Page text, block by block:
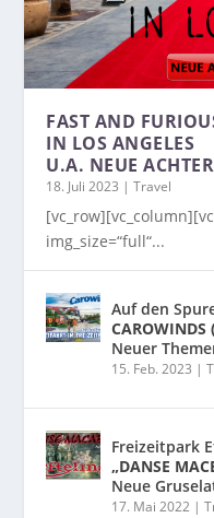
FAST AND
IN LOS ANGELES
U.A. NEUE
18. Juli 2023 |Travel
img_size=“full“...
Auf den
CAROWINDS
Neuer
15. Feb. 2023 |
Freizeitpark
„DANSE
Neue
17. Mai 2022 |